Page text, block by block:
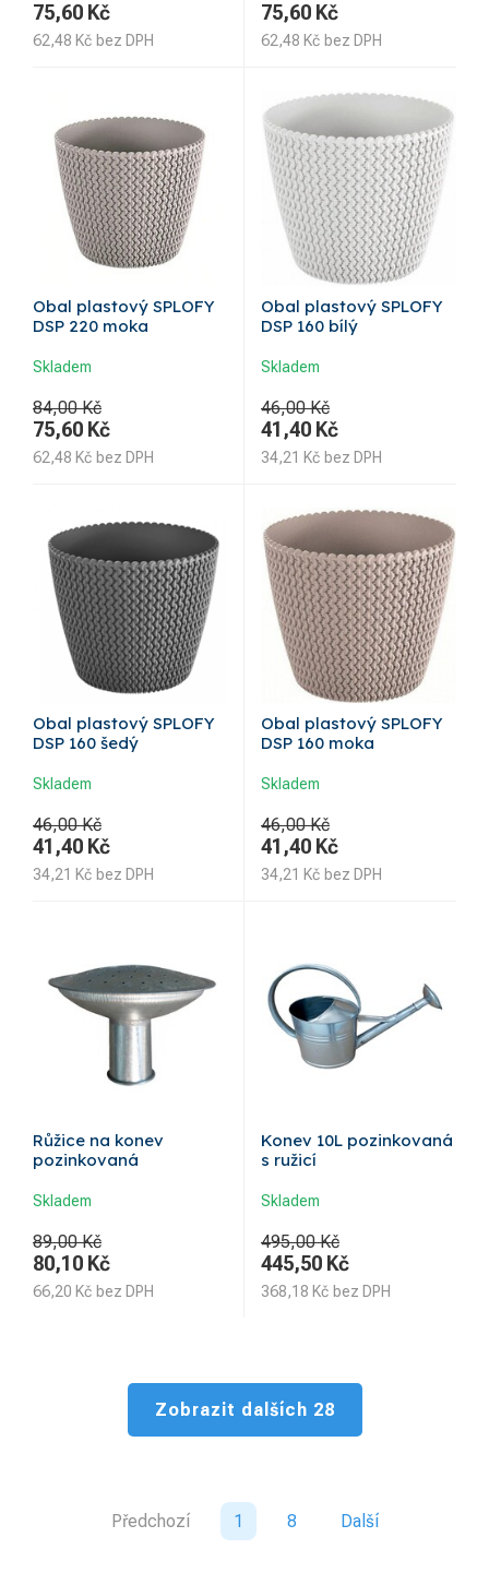
75,60 Kč
62,48 Kč bez DPH
75,60 Kč
62,48 Kč bez DPH
Obal plastový SPLOFY
DSP 220 moka
Skladem
84,00 Kč
75,60 Kč
62,48 Kč bez DPH
Obal plastový SPLOFY
DSP 160 bílý
Skladem
46,00 Kč
41,40 Kč
34,21 Kč bez DPH
Obal plastový SPLOFY
DSP 160 šedý
Skladem
46,00 Kč
41,40 Kč
34,21 Kč bez DPH
Obal plastový SPLOFY
DSP 160 moka
Skladem
46,00 Kč
41,40 Kč
34,21 Kč bez DPH
Růžice na konev
pozinkovaná
Skladem
89,00 Kč
80,10 Kč
66,20 Kč bez DPH
Konev 10L pozinkovaná
s ružicí
Skladem
495,00 Kč
445,50 Kč
368,18 Kč bez DPH
Zobrazit dalších 28
Předchozí 1 8 Další